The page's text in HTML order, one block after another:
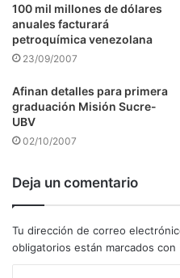
100 mil millones de dólares
anuales facturará
petroquímica venezolana
23/09/2007
Afinan detalles para primera
graduación Misión Sucre-
UBV
02/10/2007
Deja un comentario
Tu dirección de correo
obligatorios están marcados con